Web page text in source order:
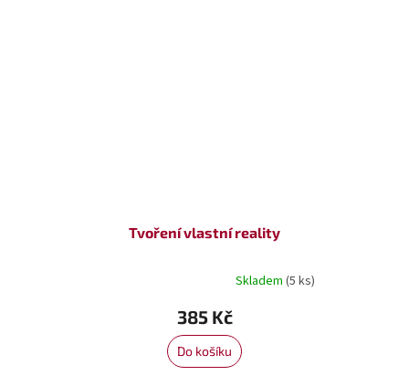
Tvoření vlastní reality
Skladem(5 ks)
385 Kč
Do košíku